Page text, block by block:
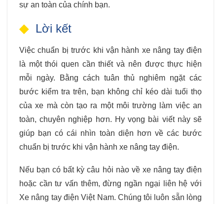
sự an toàn của chính bạn.
Lời kết
Việc chuẩn bị trước khi vận hành xe nâng tay điện
là một thói quen cần thiết và nên được thực hiện
mỗi ngày. Bằng cách tuân thủ nghiêm ngặt các
bước kiểm tra trên, bạn không chỉ kéo dài tuổi thọ
của xe mà còn tạo ra một môi trường làm việc an
toàn, chuyên nghiệp hơn. Hy vọng bài viết này sẽ
giúp bạn có cái nhìn toàn diện hơn về các bước
chuẩn bị trước khi vận hành xe nâng tay điện.
Nếu bạn có bất kỳ câu hỏi nào về xe nâng tay điện
hoặc cần tư vấn thêm, đừng ngần ngại liên hệ với
Xe nâng tay điện Việt Nam. Chúng tôi luôn sẵn lòng